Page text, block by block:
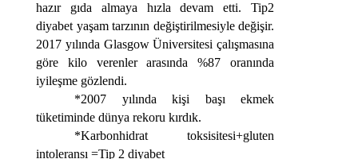
hazır gıda almaya hızla devam etti. Tip2
diyabet yaşam tarzının değiştirilmesiyle değişir.
2017 yılında Glasgow Üniversitesi çalışmasına
göre kilo verenler arasında %87 oranında
iyileşme gözlendi.
*2007 yılında kişi başı ekmek
tüketiminde dünya rekoru kırdık.
*Karbonhidrat toksisitesi+gluten
intoleransı =Tip 2 diyabet